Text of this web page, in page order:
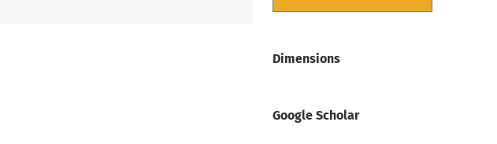
Dimensions
Google Scholar